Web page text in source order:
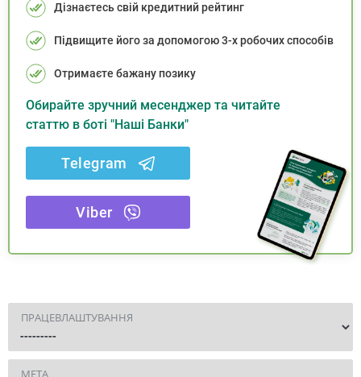
Дізнаєтесь свій кредитний рейтинг
Підвищите його за допомогою 3-х робочих способів
Отримаєте бажану позику
Обирайте зручний месенджер та читайте
статтю в боті "Наші Банки"
Telegram
Viber
ПРАЦЕВЛАШТУВАННЯ
МЕТА